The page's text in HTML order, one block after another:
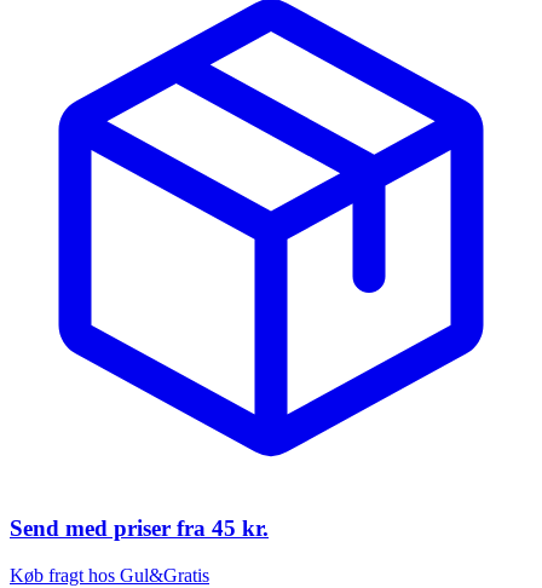
Send med priser fra 45 kr.
Køb fragt hos Gul&Gratis